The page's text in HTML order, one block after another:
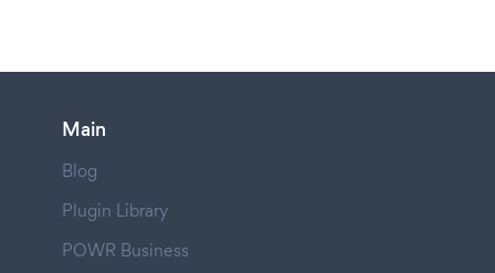
Main
Blog
Plugin Library
POWR Business